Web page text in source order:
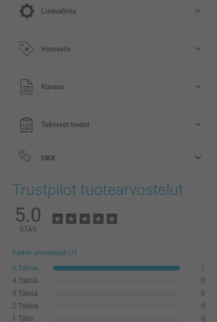
Lisävalinta
Kuivatut kukat
Hinnasto
Kaikki hinnat ovat euroina, sisältävät arvonlisäveron ja
eivät sisällä postikuluja.
Kuvaus
Tekniset tiedot
UKK
Trustpilot tuotearvostelut
5.0
STÄ5
Kaikki arvostelut (1)
5 Tähtiä
1
4 Tähtiä
0
3 Tähtiä
0
2 Tähtiä
0
1 Tähti
0